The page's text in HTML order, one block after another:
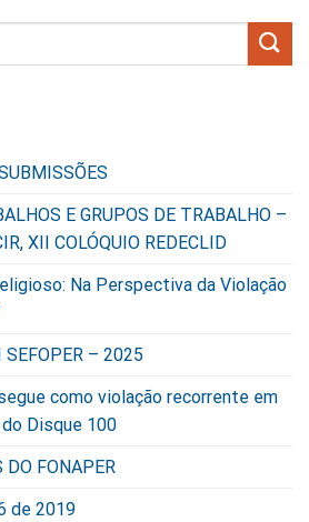
E GRUPOS DE TRABALHO –
XII COLÓQUIO REDECLID
Na Perspectiva da Violação
– 2025
como violação recorrente em
Disque 100
DO FONAPER
de 2019